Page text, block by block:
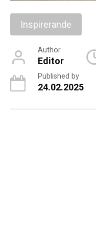
Inspirerande
Author
Editor
Published by
24.02.2025